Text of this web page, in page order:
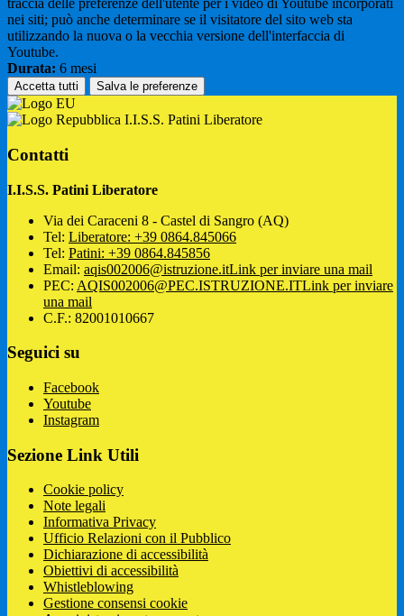
traccia delle preferenze dell'utente per i video di Youtube incorporati
nei siti; può anche determinare se il visitatore del sito web sta
utilizzando la nuova o la vecchia versione dell'interfaccia di
Youtube.
Durata: 6 mesi
Accetta tutti Salva le preferenze
I.I.S.S. Patini Liberatore
Contatti
I.I.S.S. Patini Liberatore
Via dei Caraceni 8 - Castel di Sangro (AQ)
Tel: Liberatore: +39 0864.845066
Tel: Patini: +39 0864.845856
Email: aqis002006@istruzione.itLink per inviare una mail
PEC: AQIS002006@PEC.ISTRUZIONE.ITLink per inviare
una mail
C.F.: 82001010667
Seguici su
Facebook
Youtube
Instagram
Sezione Link Utili
Cookie policy
Note legali
Informativa Privacy
Ufficio Relazioni con il Pubblico
Dichiarazione di accessibilità
Obiettivi di accessibilità
Whistleblowing
Gestione consensi cookie